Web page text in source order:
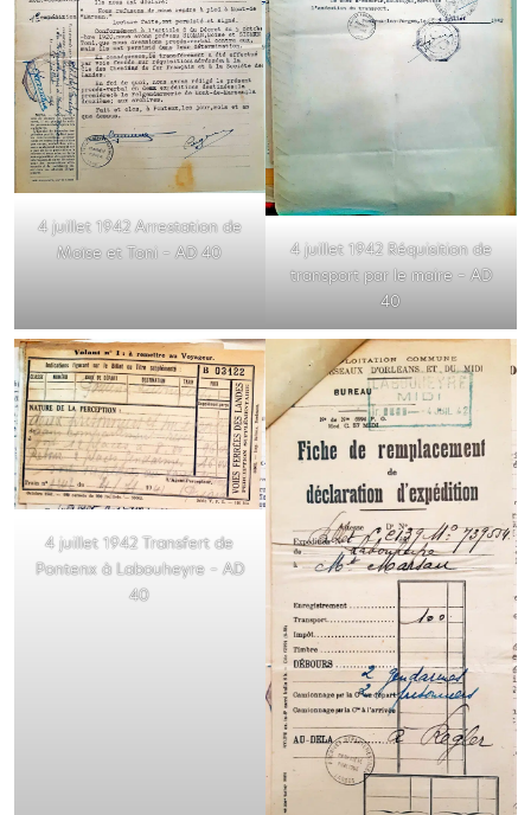
4 juillet 1942 Arrestation de
Moïse et Toni – AD 40
4 juillet 1942 Réquisition de
transport par le maire – AD
40
4 juillet 1942 Transfert de
Pontenx à Labouheyre – AD
40